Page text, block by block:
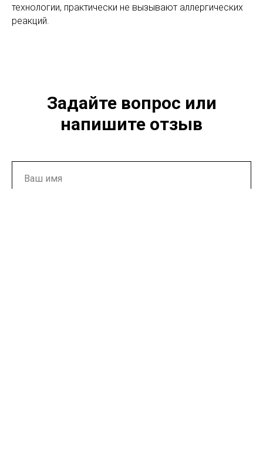
технологии, практически не вызывают аллергических
реакций.
Задайте вопрос или
напишите отзыв